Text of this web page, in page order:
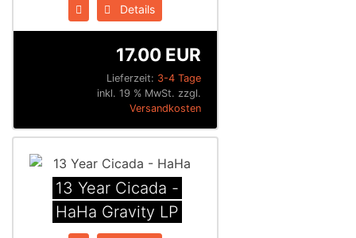
Details
Lieferzeit: 3-4 Tage
17.00 EUR
inkl. 19 % MwSt. zzgl.
Versandkosten
13 Year Cicada -
HaHa Gravity LP